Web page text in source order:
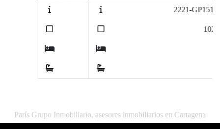
2221-GP1516-V
París Grupo Inmobiliario, asesores inmobiliarios en Cartagena